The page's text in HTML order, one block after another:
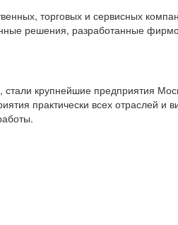
торговых и сервисных
решения, разработанные
крупнейшие предприятия
практически всех отраслей и